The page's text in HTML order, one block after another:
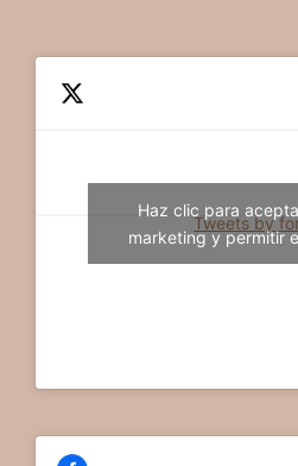
Tweets by
Haz clic para
marketing y permitir